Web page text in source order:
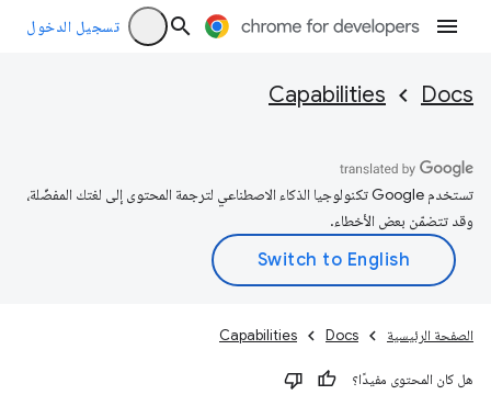
تسجيل الدخول
Docs
Capabilities
تستخدم Google تكنولوجيا الذكاء الاصطناعي لترجمة المحتوى إلى لغتك المفضّلة،
وقد تتضمّن بعض الأخطاء.
الصفحة الرئيسية Docs
Capabilities
هل كان المحتوى مفيدًا؟